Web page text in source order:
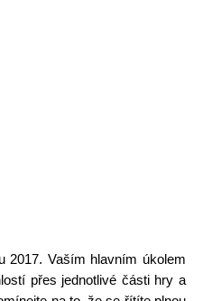
2017. Vaším hlavním úkolem
přes jednotlivé části hry a